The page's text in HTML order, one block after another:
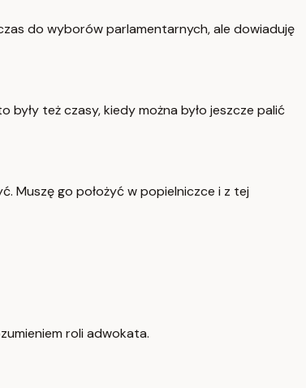
do wyborów parlamentarnych, ale dowiaduję
też czasy, kiedy można było jeszcze palić
Muszę go położyć w popielniczce i z tej
roli adwokata.